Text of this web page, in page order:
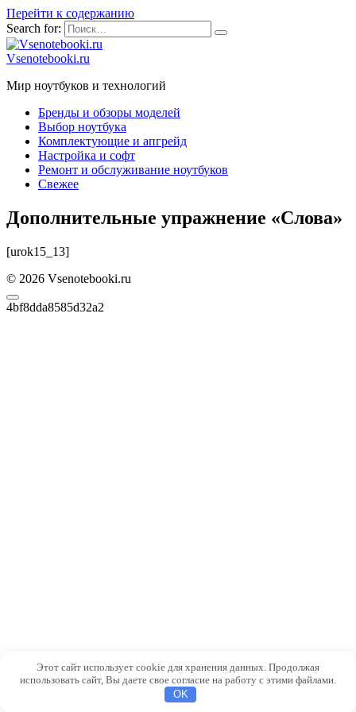
Перейти к содержанию
Search for:
Vsenotebooki.ru
Мир ноутбуков и технологий
Бренды и обзоры моделей
Выбор ноутбука
Комплектующие и апгрейд
Настройка и софт
Ремонт и обслуживание ноутбуков
Свежее
Дополнительные упражнение «Cлова»
[urok15_13]
© 2026 Vsenotebooki.ru
4bf8dda8585d32a2
Этот сайт использует cookie для хранения данных. Продолжая
использовать сайт, Вы даете свое согласие на работу с этими файлами.
OK